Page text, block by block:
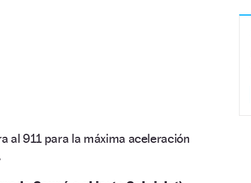
al 911 para la máxima aceleración